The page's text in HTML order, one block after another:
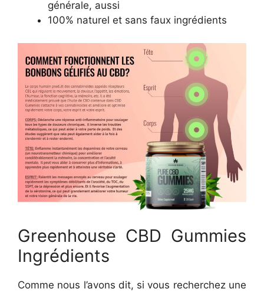
générale, aussi
100% naturel et sans faux ingrédients
Greenhouse CBD Gummies
Ingrédients
Comme nous l’avons dit, si vous recherchez une